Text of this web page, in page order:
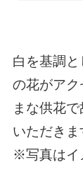
白を基調
の花がア
まな供花
いただきま
※写真はイ